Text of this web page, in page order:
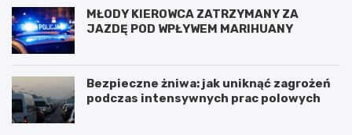
MŁODY KIEROWCA ZATRZYMANY ZA
JAZDĘ POD WPŁYWEM MARIHUANY
Bezpieczne żniwa: jak uniknąć zagrożeń
podczas intensywnych prac polowych